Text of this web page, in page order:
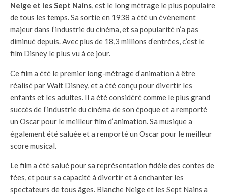
Neige et les Sept Nains, est le long métrage le plus populaire
de tous les temps. Sa sortie en 1938 a été un évènement
majeur dans l’industrie du cinéma, et sa popularité n’a pas
diminué depuis. Avec plus de 18,3 millions d’entrées, c’est le
film Disney le plus vu à ce jour.
Ce film a été le premier long-métrage d’animation à être
réalisé par Walt Disney, et a été conçu pour divertir les
enfants et les adultes. Il a été considéré comme le plus grand
succès de l’industrie du cinéma de son époque et a remporté
un Oscar pour le meilleur film d’animation. Sa musique a
également été saluée et a remporté un Oscar pour le meilleur
score musical.
Le film a été salué pour sa représentation fidèle des contes de
fées, et pour sa capacité à divertir et à enchanter les
spectateurs de tous âges. Blanche Neige et les Sept Nains a